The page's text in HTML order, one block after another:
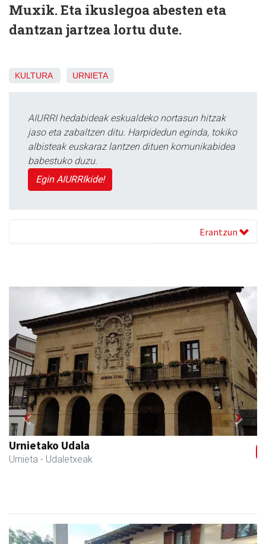
Muxik. Eta ikuslegoa abesten eta
dantzan jartzea lortu dute.
KULTURA URNIETA
AIURRI hedabideak eskualdeko nortasun hitzak
jaso eta zabaltzen ditu. Harpidedun eginda, tokiko
albisteak euskaraz lantzen dituen komunikabidea
babestuko duzu.
Egin AIURRIkide!
Erantzun
Barn trasteleku eta biltegi txikien alokairua
Urnieta - Trastelekuak
Previous Next